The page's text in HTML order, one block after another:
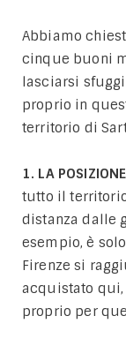
Abbiamo
cinque buoni
lasciarsi
proprio in
territorio di
1. LA POSIZIONE
tutto il
distanza dalle
esempio, è
Firenze si
acquistato qui,
proprio per